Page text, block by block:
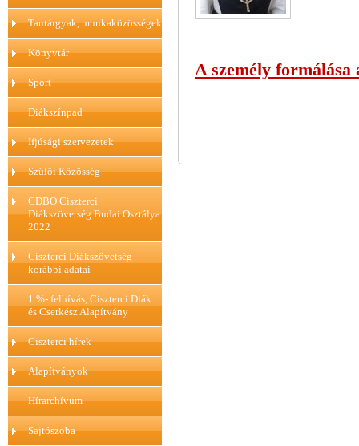
Tantárgyak, munkaközösségek
Könyvtár
Sport
Diákszínpad
Ifjúsági szervezetek
Szülői Közösség
CDBO Ciszterci
Diákszövetség Budai Osztálya
2022
Ciszterci Diákszövetség
korábbi adatai
1 %- felhívás, Ciszterci Diák
és Cserkész Alapítvány
Ciszterci hírek
Alapítványok
Hírarchívum
Sajtószoba
A személy formálása